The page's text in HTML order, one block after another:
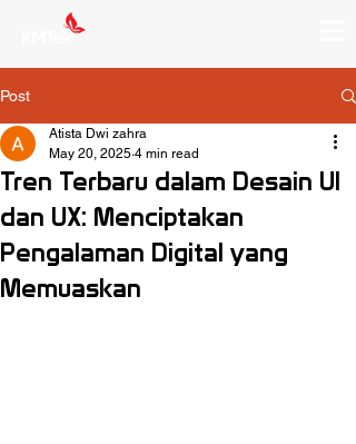
Post
Tren Terbaru dalam Desain UI
dan UX: Menciptakan
Pengalaman Digital yang
Memuaskan
Atista Dwi zahra
May 20, 2025 4 min read